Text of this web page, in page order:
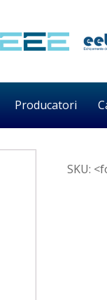
Producatori
SKU: